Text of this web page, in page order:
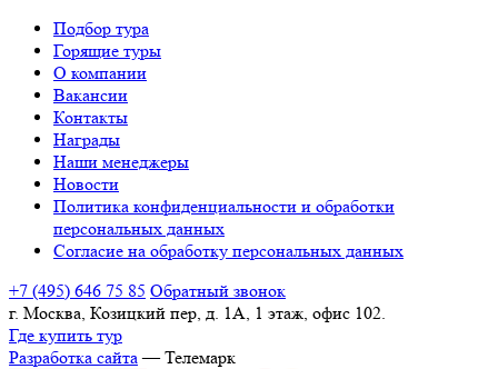
Подбор тура
Горящие туры
О компании
Вакансии
Контакты
Награды
Наши менеджеры
Новости
Политика конфиденциальности и обработки
персональных данных
Согласие на обработку персональных данных
+7 (495) 646 75 85 Обратный звонок
г. Москва, Козицкий пер, д. 1А, 1 этаж, офис 102.
Где купить тур
Разработка сайта— Телемарк